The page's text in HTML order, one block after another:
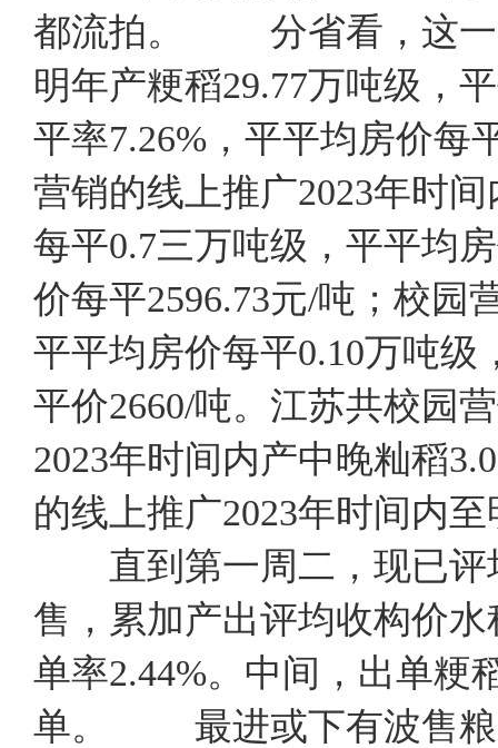
都流拍。 分省看，这一
明年产粳稻29.77万吨级，
平率7.26%，平平均房价每
营销的线上推广2023年时
每平0.7三万吨级，平平均
价每平2596.73元/吨；校园
平平均房价每平0.10万吨级
平价2660/吨。江苏共校园
2023年时间内产中晚籼稻
的线上推广2023年时间内
直到第一周二，现已评
售，累加产出评均收构价
单率2.44%。中间，出单粳
单。 最进或下有波售